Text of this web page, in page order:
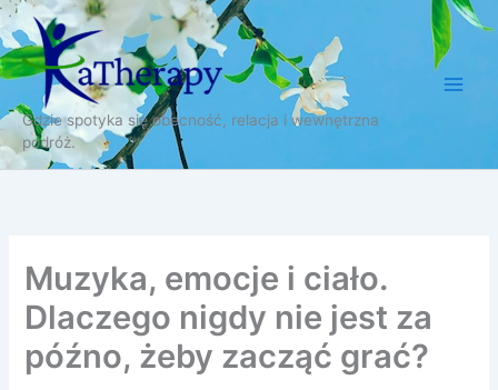
Przejdź
do
treści
Gdzie spotyka się obecność, relacja i wewnętrzna
podróż.
Muzyka, emocje i ciało.
Dlaczego nigdy nie jest za
późno, żeby zacząć grać?